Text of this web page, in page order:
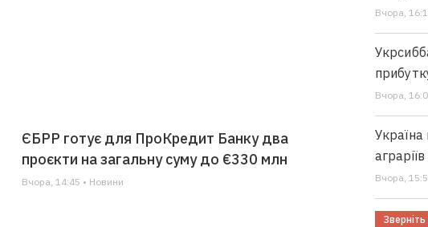
ЄБРР готує для ПроКредит Банку два
проєкти на загальну суму до €330 млн
Вчора, 14:45 • Новини
Вчора,
Вчора,
Вчора,
Зверніть